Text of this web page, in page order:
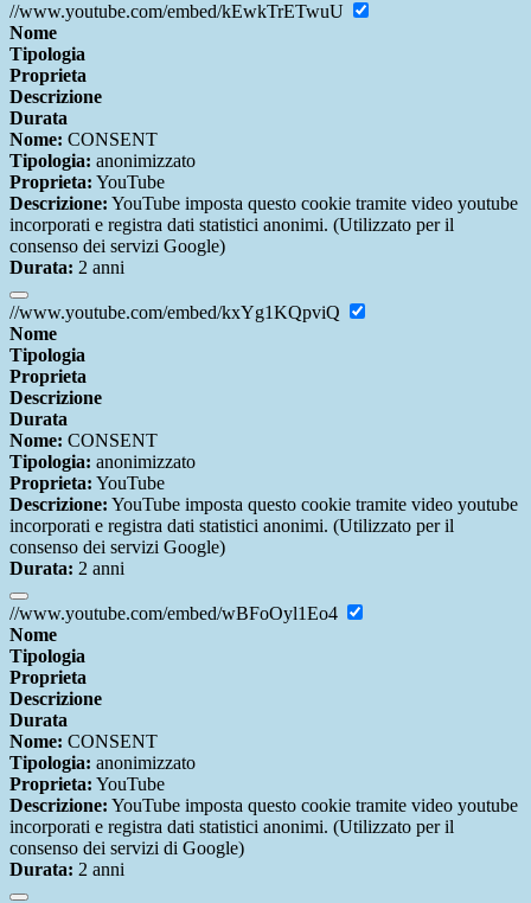
//www.youtube.com/embed/kEwkTrETwuU
Nome
Tipologia
Proprieta
Descrizione
Durata
Nome: CONSENT
Tipologia: anonimizzato
Proprieta: YouTube
Descrizione: YouTube imposta questo cookie tramite video youtube
incorporati e registra dati statistici anonimi. (Utilizzato per il
consenso dei servizi Google)
Durata: 2 anni
//www.youtube.com/embed/kxYg1KQpviQ
Nome
Tipologia
Proprieta
Descrizione
Durata
Nome: CONSENT
Tipologia: anonimizzato
Proprieta: YouTube
Descrizione: YouTube imposta questo cookie tramite video youtube
incorporati e registra dati statistici anonimi. (Utilizzato per il
consenso dei servizi Google)
Durata: 2 anni
//www.youtube.com/embed/wBFoOyl1Eo4
Nome
Tipologia
Proprieta
Descrizione
Durata
Nome: CONSENT
Tipologia: anonimizzato
Proprieta: YouTube
Descrizione: YouTube imposta questo cookie tramite video youtube
incorporati e registra dati statistici anonimi. (Utilizzato per il
consenso dei servizi di Google)
Durata: 2 anni